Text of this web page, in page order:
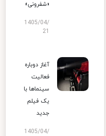
«شفرونی»
1405/04/
آغاز دوباره
فعالیت
سینماها با
یک فیلم
جدید
1405/04/